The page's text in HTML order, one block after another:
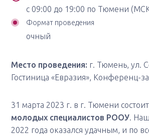
с 09:00 до 19:00 по Тюмени
Формат проведения
очный
Место проведения: г. Тюмень, ул.
Гостиница «Евразия», Конференц-
31 марта 2023 г. в г. Тюмени
молодых специалистов РООУ.
2022 года оказался удачным, и по